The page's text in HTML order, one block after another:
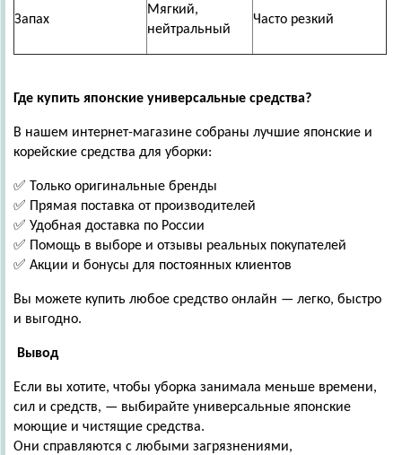
Запах
Мягкий,
нейтральный
Часто резкий
Где купить японские универсальные средства?
В нашем интернет-магазине собраны лучшие японские и
корейские средства для уборки:
✅ Только оригинальные бренды
✅ Прямая поставка от производителей
✅ Удобная доставка по России
✅ Помощь в выборе и отзывы реальных покупателей
✅ Акции и бонусы для постоянных клиентов
Вы можете купить любое средство онлайн — легко, быстро
и выгодно.
Вывод
Если вы хотите, чтобы уборка занимала меньше времени,
сил и средств, — выбирайте универсальные японские
моющие и чистящие средства.
Они справляются с любыми загрязнениями,